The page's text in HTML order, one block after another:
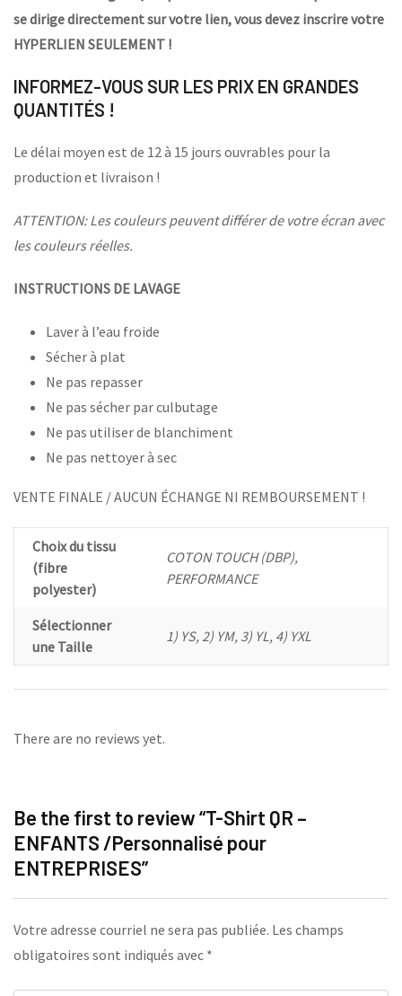
se dirige directement sur votre lien, vous devez inscrire votre
HYPERLIEN SEULEMENT !
INFORMEZ-VOUS SUR LES PRIX EN GRANDES
QUANTITÉS !
Le délai moyen est de 12 à 15 jours ouvrables pour la
production et livraison !
ATTENTION: Les couleurs peuvent différer de votre écran avec
les couleurs réelles.
INSTRUCTIONS DE LAVAGE
Laver à l’eau froide
Sécher à plat
Ne pas repasser
Ne pas sécher par culbutage
Ne pas utiliser de blanchiment
Ne pas nettoyer à sec
VENTE FINALE / AUCUN ÉCHANGE NI REMBOURSEMENT !
Choix du tissu
(fibre
polyester)
COTON TOUCH (DBP),
PERFORMANCE
Sélectionner
une Taille
1) YS, 2) YM, 3) YL, 4) YXL
There are no reviews yet.
Be the first to review “T-Shirt QR –
ENFANTS /Personnalisé pour
ENTREPRISES”
Votre adresse courriel ne sera pas publiée. Les champs
obligatoires sont indiqués avec *